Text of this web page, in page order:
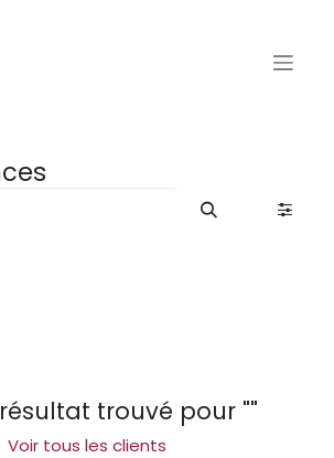
trouvé pour ""
Voir tous les clients